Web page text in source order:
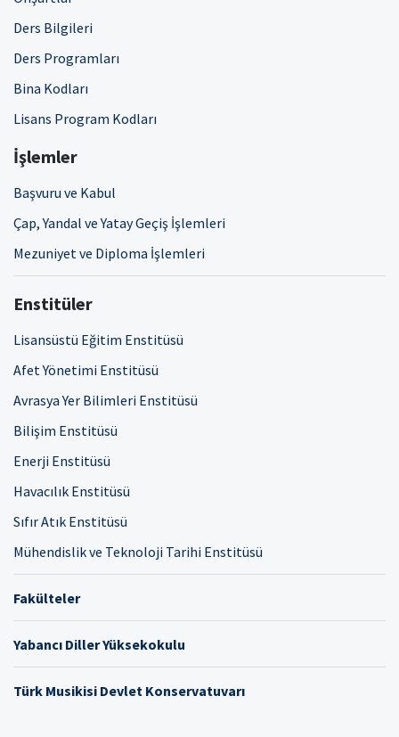
Ders Bilgileri
Ders Programları
Bina Kodları
Lisans Program Kodları
İşlemler
Başvuru ve Kabul
Çap, Yandal ve Yatay Geçiş İşlemleri
Mezuniyet ve Diploma İşlemleri
Enstitüler
Lisansüstü Eğitim Enstitüsü
Afet Yönetimi Enstitüsü
Avrasya Yer Bilimleri Enstitüsü
Bilişim Enstitüsü
Enerji Enstitüsü
Havacılık Enstitüsü
Sıfır Atık Enstitüsü
Mühendislik ve Teknoloji Tarihi Enstitüsü
Fakülteler
Yabancı Diller Yüksekokulu
Türk Musikisi Devlet Konservatuvarı